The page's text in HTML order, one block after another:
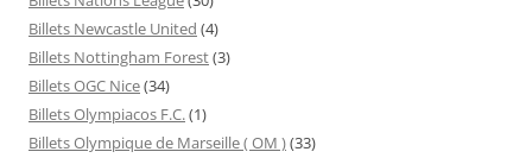
Billets Newcastle United (4)
Billets Nottingham Forest(3)
Billets OGC Nice(34)
Billets Olympiacos F.C.(1)
Billets Olympique de Marseille ( OM )(33)